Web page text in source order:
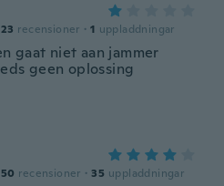
23 recensioner · 1 uppladdningar
gaat niet aan jammer
geen oplossing
50 recensioner · 35 uppladdningar